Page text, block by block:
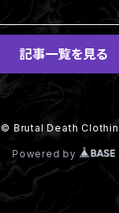
記事一覧を見る
© Brutal Death
Powered by